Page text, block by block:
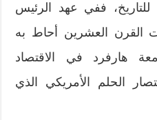
للتاريخ، ففي عهد الرئيس
القرن العشرين أحاط به
هارفرد في الاقتصاد
الحلم الأمريكي الذي